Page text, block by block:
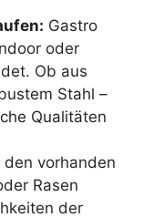
Gastro
oder
Ob aus
Stahl –
Qualitäten
vorhanden
Rasen
der